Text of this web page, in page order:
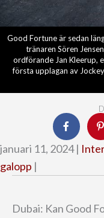
Good Fortune är sedan
tränaren Sören
ordförande Jan Kleerup,
första upplagan av
januari 11, 2024 |
galopp |
Dubai: Kan Good